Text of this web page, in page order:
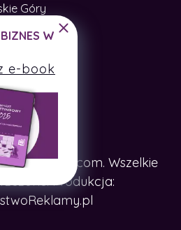
Góry
Wszelkie
Produkcja:
W
e-book